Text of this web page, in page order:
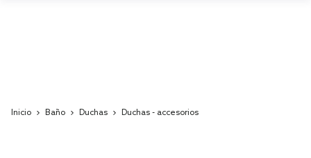
Inicio Baño Duchas Duchas - accesorios